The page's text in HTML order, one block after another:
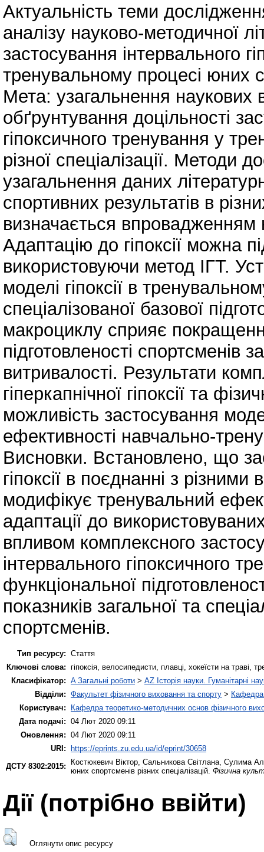
Актуальність теми
аналізу науково-методичної
застосування інтервального
тренувальному процесі юних
Мета: узагальнення наукових
обґрунтування доцільності
гіпоксичного тренування у
різної спеціалізації. Методи
узагальнення даних
спортивних результатів в
визначається впровадженням
Адаптацію до гіпоксії можна
використовуючи метод ІГТ.
моделі гіпоксії в
спеціалізованої базової
макроциклу сприяє
підготовленості спортсменів
витривалості. Результати
гіперкапнічної гіпоксії та
можливість застосування
ефективності навчально-
Висновки. Встановлено, що
гіпоксії в поєднанні з
модифікує тренувальний
адаптації до
впливом комплексного
інтервального гіпоксичного
функціональної
показників загальної та
спортсменів.
Тип ресурсу: Стаття
Ключові слова: гіпоксія, велосипедисти, плавці, хокеїсти на траві,
Класифікатор: A Загальні роботи > AZ Історія науки. Гуманітарні
Відділи: Факультет фізичного виховання та спорту > Кафедра
Користувач:
Кафедра теоретико-методичних основ фізичного
Дата подачі: 04 Лют 2020 09:11
Оновлення: 04 Лют 2020 09:11
URI: https://eprints.zu.edu.ua/id/eprint/30658
ДСТУ 8302:2015:
Костюкевич Віктор Сальникова Світлана Сулима
юних спортсменів різних спеціалізацій. Фізична
Дії ​​(потрібно ввійти)
Оглянути опис ресурсу